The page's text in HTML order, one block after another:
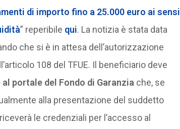
di importo fino a 25.000 euro ai sensi
” reperibile qui. La notizia è stata data
che si è in attesa dell’autorizzazione
108 del TFUE. Il beneficiario deve
portale del Fondo di Garanzia che, se
alla presentazione del suddetto
le credenziali per l’accesso al